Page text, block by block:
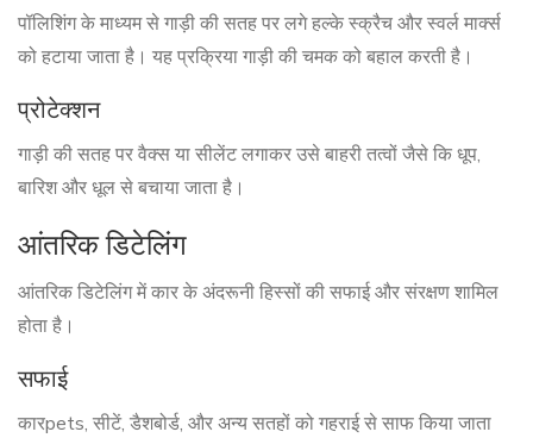
पॉलिशिंग के माध्यम से गाड़ी की सतह पर लगे हल्के स्क्रैच और स्वर्ल मार्क्स
को हटाया जाता है। यह प्रक्रिया गाड़ी की चमक को बहाल करती है।
प्रोटेक्शन
गाड़ी की सतह पर वैक्स या सीलेंट लगाकर उसे बाहरी तत्वों जैसे कि धूप,
बारिश और धूल से बचाया जाता है।
आंतरिक डिटेलिंग
आंतरिक डिटेलिंग में कार के अंदरूनी हिस्सों की सफाई और संरक्षण शामिल
होता है।
सफाई
कारpets, सीटें, डैशबोर्ड, और अन्य सतहों को गहराई से साफ किया जाता